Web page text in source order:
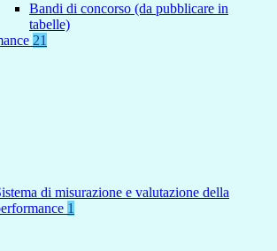
Bandi di concorso (da pubblicare in
tabelle)
21
di misurazione e valutazione della
1